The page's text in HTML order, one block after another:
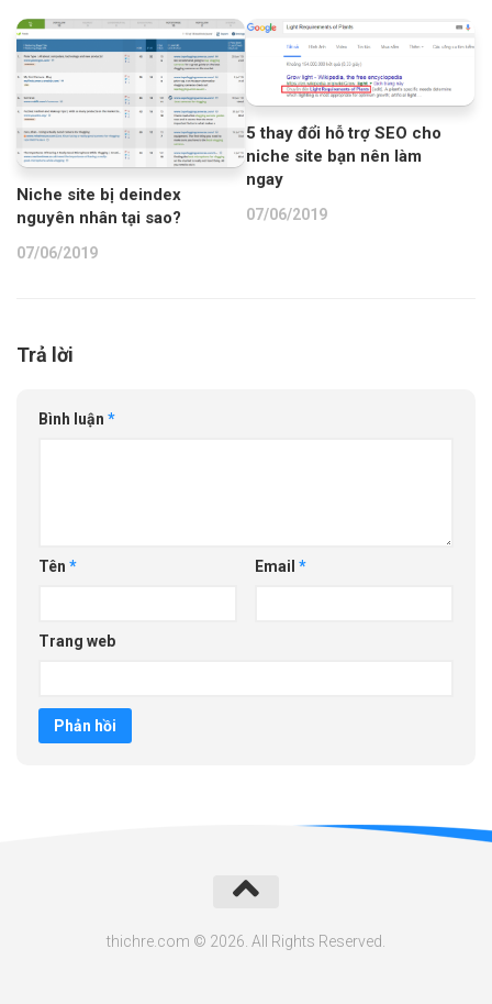
Niche site bị deindex
nguyên nhân tại sao?
07/06/2019
5 thay đổi hỗ trợ SEO cho
niche site bạn nên làm
ngay
07/06/2019
Trả lời
Bình luận *
Tên * Email *
Trang web
thichre.com © 2026. All Rights Reserved.